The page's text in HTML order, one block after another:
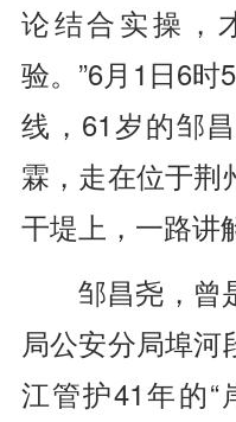
论结合实操，
验。”6月1日6
线，61岁的邹
霖，走在位于荆
干堤上，一路讲
邹昌尧，曾
局公安分局埠河
江管护41年的“